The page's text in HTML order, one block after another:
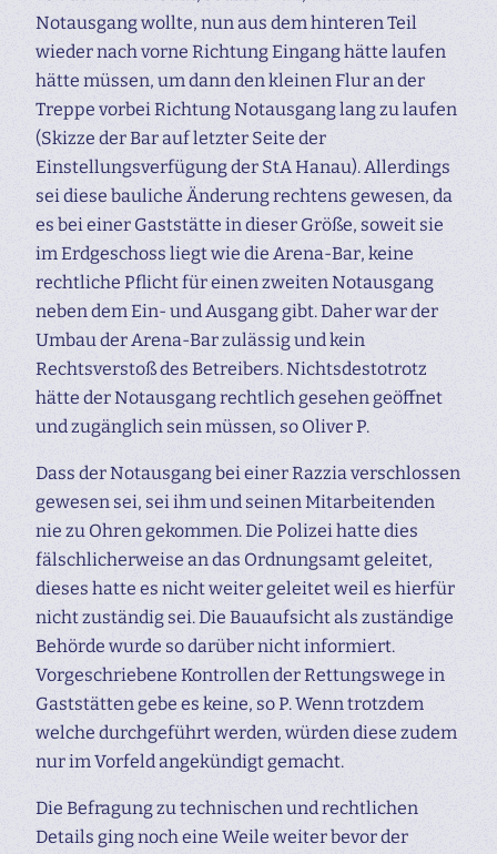
Notausgang wollte, nun aus dem hinteren Teil
wieder nach vorne Richtung Eingang hätte laufen
hätte müssen, um dann den kleinen Flur an der
Treppe vorbei Richtung Notausgang lang zu laufen
(Skizze der Bar auf letzter Seite der
Einstellungsverfügung der StA Hanau). Allerdings
sei diese bauliche Änderung rechtens gewesen, da
es bei einer Gaststätte in dieser Größe, soweit sie
im Erdgeschoss liegt wie die Arena-Bar, keine
rechtliche Pflicht für einen zweiten Notausgang
neben dem Ein- und Ausgang gibt. Daher war der
Umbau der Arena-Bar zulässig und kein
Rechtsverstoß des Betreibers. Nichtsdestotrotz
hätte der Notausgang rechtlich gesehen geöffnet
und zugänglich sein müssen, so Oliver P.
Dass der Notausgang bei einer Razzia verschlossen
gewesen sei, sei ihm und seinen Mitarbeitenden
nie zu Ohren gekommen. Die Polizei hatte dies
fälschlicherweise an das Ordnungsamt geleitet,
dieses hatte es nicht weiter geleitet weil es hierfür
nicht zuständig sei. Die Bauaufsicht als zuständige
Behörde wurde so darüber nicht informiert.
Vorgeschriebene Kontrollen der Rettungswege in
Gaststätten gebe es keine, so P. Wenn trotzdem
welche durchgeführt werden, würden diese zudem
nur im Vorfeld angekündigt gemacht.
Die Befragung zu technischen und rechtlichen
Details ging noch eine Weile weiter bevor der